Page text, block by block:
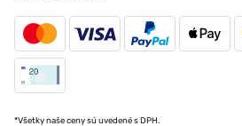
*Všetky naše ceny sú uvedené s DPH.